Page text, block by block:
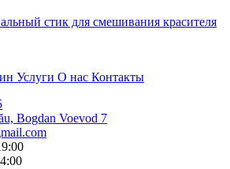
стик для смешивания красителя
Услуги О нас Контакты
Bogdan Voevod 7